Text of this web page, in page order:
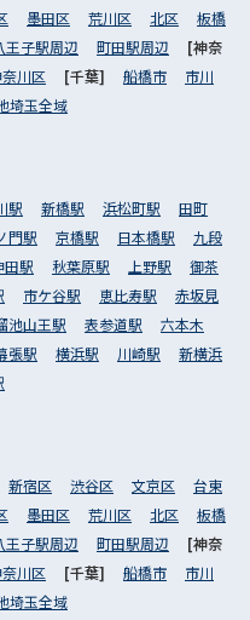
墨田区 荒川区 北区
板橋
王子駅周辺 町田駅周辺
[神奈
川区 [千葉] 船橋市
市川
埼玉全域
駅 新橋駅 浜松町駅
田町
門駅 京橋駅 日本橋駅
九段
田駅 秋葉原駅 上野駅
御茶
市ケ谷駅 恵比寿駅
赤坂見
池山王駅 表参道駅
六本木
張駅 横浜駅 川崎駅
新横浜
新宿区 渋谷区 文京区
台東
墨田区 荒川区 北区
板橋
王子駅周辺 町田駅周辺
[神奈
川区 [千葉] 船橋市
市川
埼玉全域